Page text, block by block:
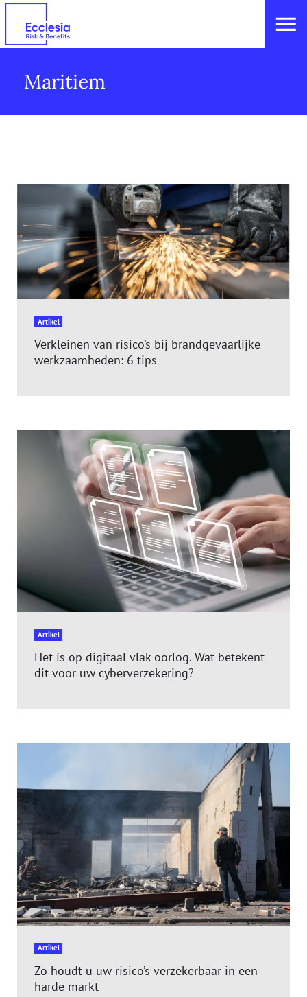
Maritiem
Artikel
Verkleinen van risico’s bij brandgevaarlijke
werkzaamheden: 6 tips
Artikel
Het is op digitaal vlak oorlog. Wat betekent
dit voor uw cyberverzekering?
Artikel
Zo houdt u uw risico’s verzekerbaar in een
harde markt